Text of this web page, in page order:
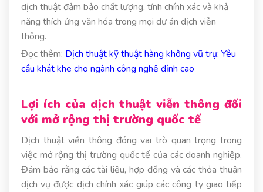
dịch thuật đảm bảo chất lượng, tính chính xác và khả
năng thích ứng văn hóa trong mọi dự án dịch viễn
thông.
Đọc thêm: Dịch thuật kỹ thuật hàng không vũ trụ: Yêu
cầu khắt khe cho ngành công nghệ đỉnh cao
Lợi ích của dịch thuật viễn thông đối
với mở rộng thị trường quốc tế
Dịch thuật viễn thông đóng vai trò quan trọng trong
việc mở rộng thị trường quốc tế của các doanh nghiệp.
Đảm bảo rằng các tài liệu, hợp đồng và các thỏa thuận
dịch vụ được dịch chính xác giúp các công ty giao tiếp